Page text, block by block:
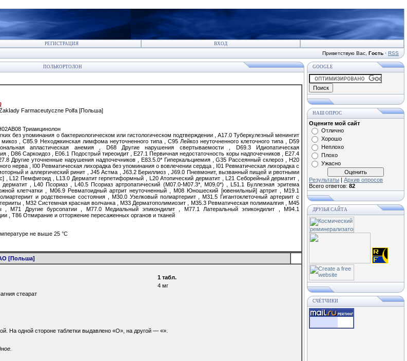
РЕГИСТРАЦИЯ ВХОД
Приветствую Вас Гость · RSS
ПОЛЬКОРТОЛОН
łady Farmaceutyczne Polfa [Польша]
Триамцинолон
без упоминания о бактериологическом или гистологическом подтверждении , A17.0 Туберкулезный менингит
, C85.9 Неходжкинская лимфома неуточненного типа , C95 Лейкоз неуточненного клеточного типа , D59
апластическая анемия , D68 Другие нарушения свертываемости , D69.3 Идиопатическая
, D86 Саркоидоз , E06.1 Подострый тиреоидит , E27.1 Первичная недостаточность коры надпочечников , E27.4
Другие уточненные нарушения надпочечников , E83.5.0* Гиперкальциемия , G35 Рассеянный склероз , H20
нерва , I00 Ревматическая лихорадка без упоминания о вовлечении сердца , I01 Ревматическая лихорадка с
и аллергический ринит , J45 Астма , J63.2 Бериллиоз , J69.0 Пневмонит, вызванный пищей и рвотными
, L12 Пемфигоид , L13.0 Дерматит герпетиформный , L20 Атопический дерматит , L21 Себорейный дерматит ,
, L40 Псориаз , L40.5 Псориаз артропатический (M07.0-M07.3*, M09.0*) , L51.1 Буллезная эритема
клетчатки , M06.9 Ревматоидный артрит неуточненный , M08 Юношеский [ювенильный] артрит , M19.1
и родственные состояния , M30.0 Узелковый полиартериит , M31.5 Гигантоклеточный артериит с
, M32 Системная красная волчанка , M33 Дерматополимиозит , M35.3 Ревматическая полимиалгия , M45
M71 Другие бурсопатии , M77.0 Медиальный эпикондилит , M77.1 Латеральный эпикондилит , M94.1
, T86 Отмирание и отторжение пересаженных органов и тканей
не выше 25 °C
[Польша]
1 табл.
4 мг
стеарат
На одной стороне таблетки выдавлено «О», на другой — «».
GOOGLE
НАШ ОПРОС
Оцените мой сайт
Отлично
Хорошо
Неплохо
Плохо
Ужасно
Результаты | Архив опросов
Всего ответов: 82
ДРУЗЬЯ САЙТА
СЧЁТЧИКИ